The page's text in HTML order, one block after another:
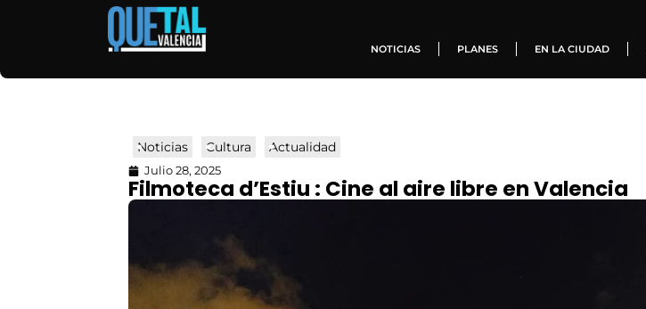
NOTICIAS PLANES EN LA CIUDAD
Noticias Cultura Actualidad
Julio 28, 2025
Filmoteca d’Estiu : Cine al aire libre en Valencia